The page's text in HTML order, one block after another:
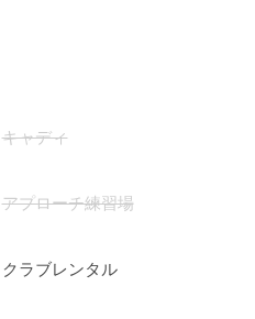
キャディ
アプローチ練習場
クラブレンタル